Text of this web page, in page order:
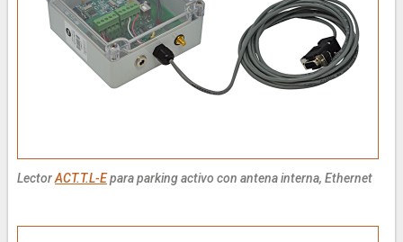
LectorACT.T.L-Epara parking activo con antena interna, Ethernet